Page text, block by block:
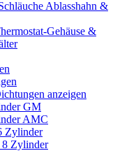
Ablasshahn &
Gehäuse &
anzeigen
GM
AMC
Zylinder
Zylinder